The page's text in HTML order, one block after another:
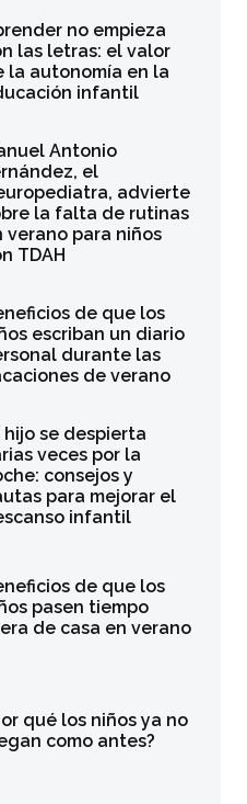
no empieza
las letras: el valor
la autonomía en la
infantil
Antonio
el
advierte
la falta de rutinas
verano para niños
TDAH
de que los
escriban un diario
durante las
de verano
hijo se despierta
veces por la
consejos y
para mejorar el
infantil
de que los
pasen tiempo
de casa en verano
qué los niños ya no
como antes?